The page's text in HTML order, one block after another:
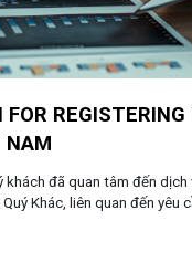
FOR
NAM
khách đã quan tâm đến dịch
Khác, liên quan đến yêu
phí cho việc